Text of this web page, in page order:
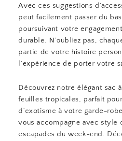
Avec ces suggestions
peut facilement passer du
poursuivant votre
durable. N’oubliez pas,
partie de votre histoire
l’expérience de porter votre
Découvrez notre élégant sac
feuilles tropicales, parfait
d’exotisme à votre garde-
vous accompagne avec style
escapades du week-end.